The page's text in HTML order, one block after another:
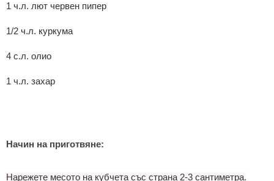
1 ч.л. лют червен пипер
1/2 ч.л. куркума
4 с.л. олио
1 ч.л. захар
Начин на приготвяне:
Нарежете месото на кубчета със страна 2-3 сантиметра.